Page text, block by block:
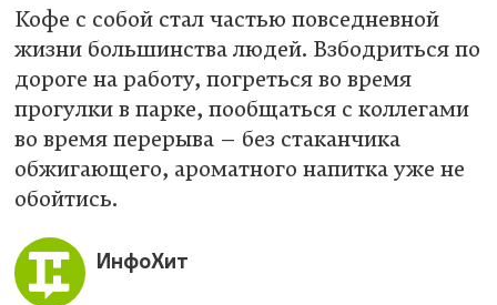
Кофе с собой стал частью повседневной
жизни большинства людей. Взбодриться по
дороге на работу, погреться во время
прогулки в парке, пообщаться с коллегами
во время перерыва – без стаканчика
обжигающего, ароматного напитка уже не
обойтись.
ИнфоХит